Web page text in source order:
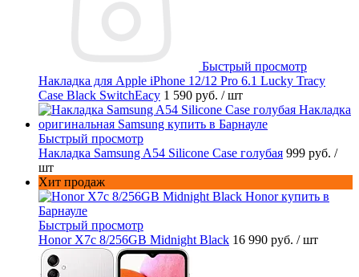
Быстрый просмотр
Накладка для Apple iPhone 12/12 Pro 6.1 Lucky Tracy
Case Black SwitchEacy 1 590 руб. / шт
Быстрый просмотр
Накладка Samsung A54 Silicone Case голубая 999 руб. /
шт
Хит продаж
Быстрый просмотр
Honor X7c 8/256GB Midnight Black 16 990 руб. / шт